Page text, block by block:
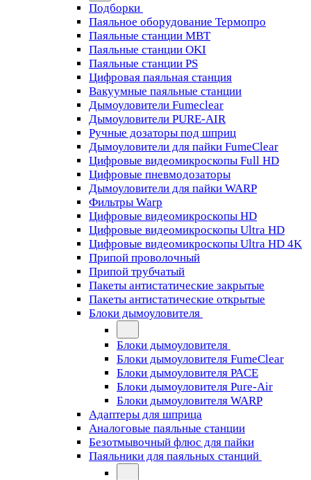
Подборки
Паяльное оборудование Термопро
Паяльные станции MBT
Паяльные станции OKI
Паяльные станции PS
Цифровая паяльная станция
Вакуумные паяльные станции
Дымоуловители Fumeclear
Дымоуловители PURE-AIR
Ручные дозаторы под шприц
Дымоуловители для пайки FumeClear
Цифровые видеомикроскопы Full HD
Цифровые пневмодозаторы
Дымоуловители для пайки WARP
Фильтры Warp
Цифровые видеомикроскопы HD
Цифровые видеомикроскопы Ultra HD
Цифровые видеомикроскопы Ultra HD 4K
Припой проволочный
Припой трубчатый
Пакеты антистатические закрытые
Пакеты антистатические открытые
Блоки дымоуловителя
Блоки дымоуловителя
Блоки дымоуловителя FumeClear
Блоки дымоуловителя PACE
Блоки дымоуловителя Pure-Air
Блоки дымоуловителя WARP
Адаптеры для шприца
Аналоговые паяльные станции
Безотмывочный флюс для пайки
Паяльники для паяльных станций